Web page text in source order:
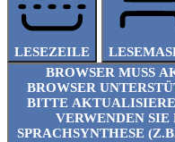
LESEZEILE
BROWSER MUSS
BROWSER
BITTE
VERWENDEN
SPRACHSYNTHESE